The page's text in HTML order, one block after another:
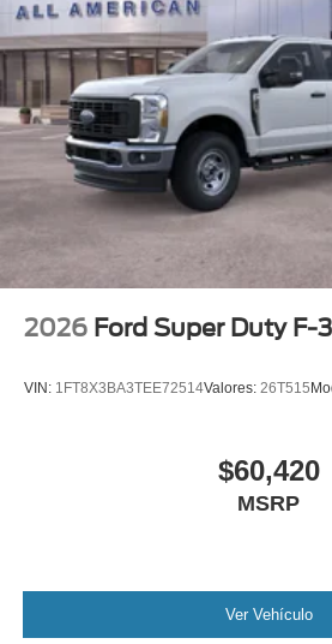
2026 Ford Super Duty F-
VIN: 1FT8X3BA3TEE72514Valores: 26T515
$60,420
MSRP
Ver Vehículo